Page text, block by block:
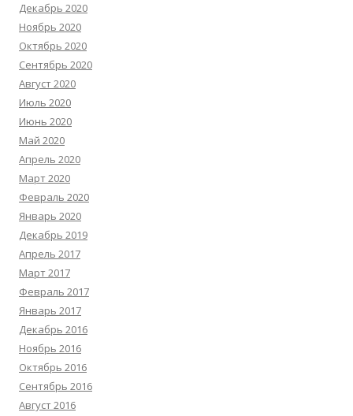
Декабрь 2020
Ноябрь 2020
Октябрь 2020
Сентябрь 2020
Август 2020
Июль 2020
Июнь 2020
Май 2020
Апрель 2020
Март 2020
Февраль 2020
Январь 2020
Декабрь 2019
Апрель 2017
Март 2017
Февраль 2017
Январь 2017
Декабрь 2016
Ноябрь 2016
Октябрь 2016
Сентябрь 2016
Август 2016